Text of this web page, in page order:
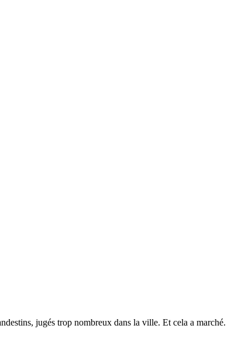
jugés trop nombreux dans la ville. Et cela a marché.